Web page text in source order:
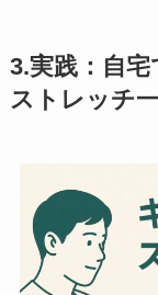
3.実践：自
ストレッチ